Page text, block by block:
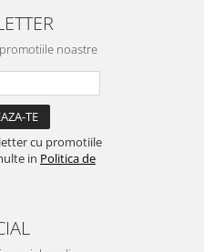
noastre
cu promotiile
in Politica de